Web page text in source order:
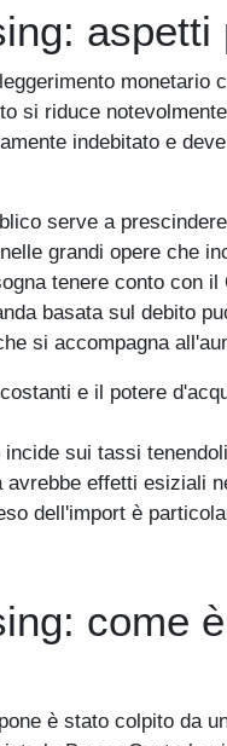
si riduce
indebitato e
serve a
grandi opere che
tenere conto con
basata sul debito
si accompagna
e il potere
sui tassi
effetti esiziali
dell'import è
come
è stato colpito da